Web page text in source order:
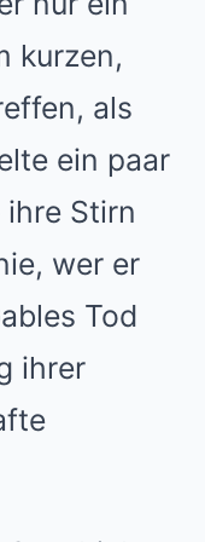
kurzen,
als
ein paar
Stirn
wer er
Tod
ihrer